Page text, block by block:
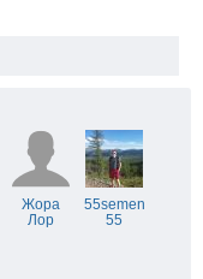
Жора
Лор
55semen
55